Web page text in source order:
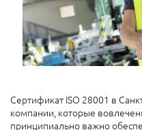
Сертификат ISO 28001 в
компании, которые
принципиально важно